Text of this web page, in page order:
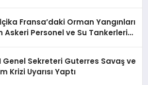
Fransa’daki Orman Yangınları
Askeri Personel ve Su Tankerleri
Genel Sekreteri Guterres Savaş ve
Krizi Uyarısı Yaptı